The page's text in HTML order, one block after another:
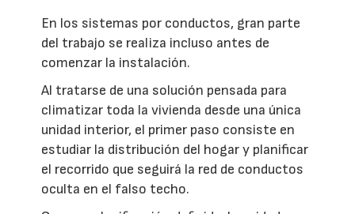
En los sistemas por conductos, gran parte
del trabajo se realiza incluso antes de
comenzar la instalación.
Al tratarse de una solución pensada para
climatizar toda la vivienda desde una única
unidad interior, el primer paso consiste en
estudiar la distribución del hogar y planificar
el recorrido que seguirá la red de conductos
oculta en el falso techo.